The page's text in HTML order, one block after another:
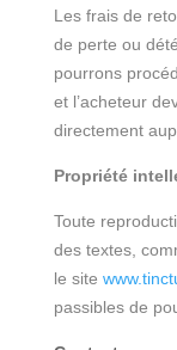
Les frais de
de perte ou
pourrons
et l’acheteur
directement
Propriété
Toute
des textes,
le site
passibles de